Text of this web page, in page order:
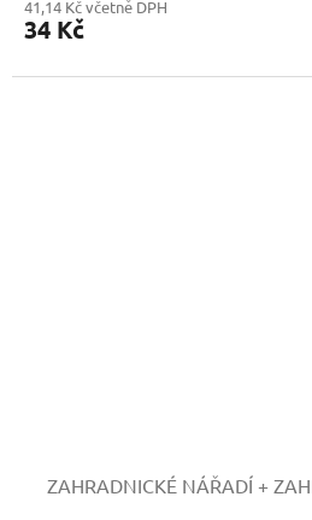
41,14 Kč včetně DPH
34 Kč
ZAHRADNICKÉ NÁŘADÍ +